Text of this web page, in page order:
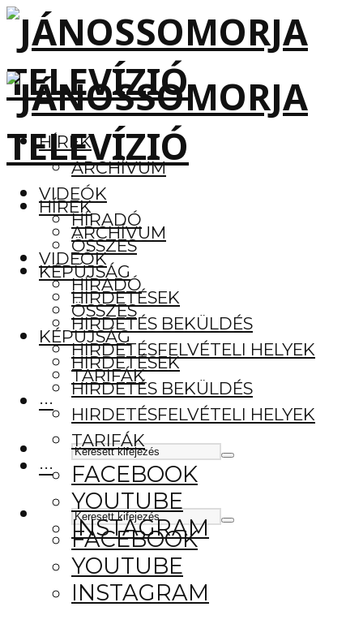
HÍREK
ARCHÍVUM
VIDEÓK
HÍRADÓ
ÖSSZES
KÉPÚJSÁG
HIRDETÉSEK
HIRDETÉS BEKÜLDÉS
HIRDETÉSFELVÉTELI HELYEK
TARIFÁK
···
FACEBOOK
YOUTUBE
INSTAGRAM
HÍREK
ARCHÍVUM
VIDEÓK
HÍRADÓ
ÖSSZES
KÉPÚJSÁG
HIRDETÉSEK
HIRDETÉS BEKÜLDÉS
HIRDETÉSFELVÉTELI HELYEK
TARIFÁK
···
FACEBOOK
YOUTUBE
INSTAGRAM